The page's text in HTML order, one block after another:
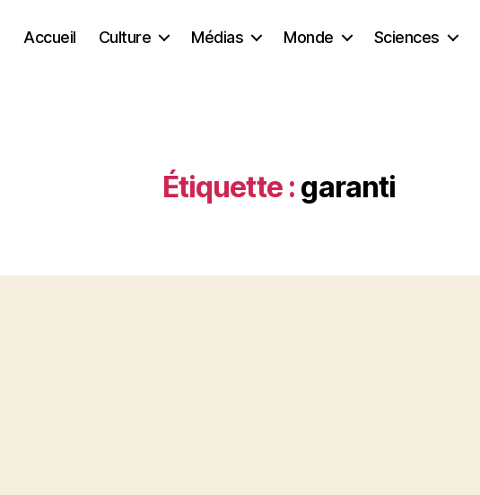
Accueil Culture Médias Monde Sciences
Étiquette : garanti